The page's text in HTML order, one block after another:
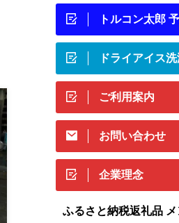
トルコン太郎
ドライアイス
ご利用案内
お問い合わせ
企業理念
ふるさと納税返礼品